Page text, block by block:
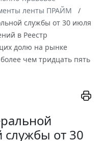
ленты ПРАЙМ
службы от 30 июля
в Реестр
долю на рынке
чем тридцать пять
от 30